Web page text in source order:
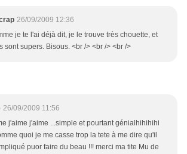
26/09/2009 12:36
je te l'ai déjà dit, je le trouve très chouette, et
sont supers. Bisous. <br /> <br /> <br />
26/09/2009 11:56
j'aime j'aime ...simple et pourtant génialhihihihi
quoi je me casse trop la tete à me dire qu'il
puor faire du beau !!! merci ma tite Mu de